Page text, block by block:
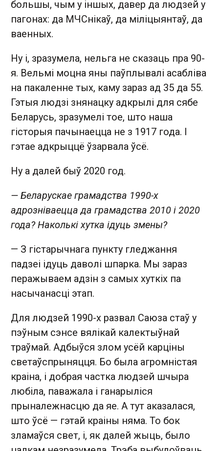
большы, чым у іншых, давер да людзей у
пагонах: да МЧСнікаў, да міліцыянтаў, да
ваенных.
Ну і, зразумела, нельга не сказаць пра 90-
я. Вельмі моцна яны паўплывалі асабліва
на пакаленне тых, каму зараз ад 35 да 55.
Гэтыя людзі знянацку адкрылі для сябе
Беларусь, зразумелі тое, што наша
гісторыя пачынаецца не з 1917 года. І
гэтае адкрыццё ўзарвала ўсё.
Ну а далей быў 2020 год.
— Беларускае грамадства 1990-х
адрозніваецца да грамадства 2010 і 2020
года? Наколькі хутка ідуць змены?
— З гістарычнага пункту гледжання
падзеі ідуць даволі шпарка. Мы зараз
перажываем адзін з самых хуткіх па
насычанасці этап.
Для людзей 1990-х развал Саюза стаў у
пэўным сэнсе вялікай калектыўнай
траўмай. Адбыўся злом усёй карціны
светаўспрыняцця. Бо была агромністая
краіна, і добрая частка людзей шчыра
любіла, паважала і ганарыліся
прыналежнасцю да яе. А тут аказалася,
што ўсё — гэтай краіны няма. То бок
зламаўся свет, і, як далей жыць, было